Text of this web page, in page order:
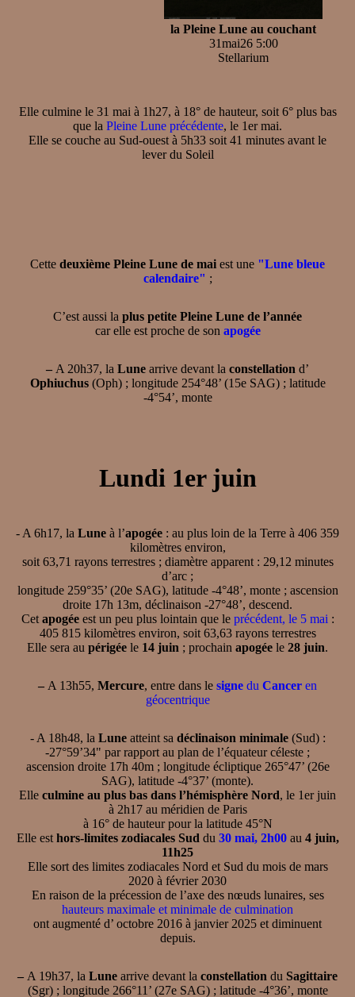
la Pleine Lune au couchant
31mai26 5:00
Stellarium
Elle culmine le 31 mai à 1h27, à 18° de hauteur, soit 6° plus bas
que la Pleine Lune précédente, le 1er mai.
Elle se couche au Sud-ouest à 5h33 soit 41 minutes avant le
lever du Soleil
Cette deuxième Pleine Lune de mai est une "Lune bleue
calendaire" ;
C’est aussi la plus petite Pleine Lune de l’année
car elle est proche de son apogée
– A 20h37, la Lune arrive devant la constellation d’
Ophiuchus(Oph) ; longitude 254°48’ (15e SAG) ; latitude
-4°54’, monte
Lundi 1er juin
- A 6h17, la Lune à l’apogée : au plus loin de la Terre à 406 359
kilomètres environ,
soit 63,71 rayons terrestres ; diamètre apparent : 29,12 minutes
d’arc ;
longitude 259°35’ (20e SAG), latitude -4°48’, monte ; ascension
droite 17h 13m, déclinaison -27°48’, descend.
Cet apogéeest un peu plus lointain que le précédent, le 5 mai :
405 815 kilomètres environ, soit 63,63 rayons terrestres
Elle sera au périgée le 14 juin ; prochain apogée le 28 juin.
– A 13h55, Mercure, entre dans le signe du Cancer en
géocentrique
- A 18h48, la Luneatteint sa déclinaison minimale(Sud) :
-27°59’34" par rapport au plan de l’équateur céleste ;
ascension droite 17h 40m ; longitude écliptique 265°47’ (26e
SAG), latitude -4°37’ (monte).
Elle culmine au plus bas dans l’hémisphère Nord, le 1er juin
à 2h17 au méridien de Paris
à 16° de hauteur pour la latitude 45°N
Elle est hors-limites zodiacales Sud du 30 mai, 2h00au 4 juin,
11h25
Elle sort des limites zodiacales Nord et Sud du mois de mars
2020 à février 2030
En raison de la précession de l’axe des nœuds lunaires, ses
hauteurs maximale et minimale de culmination
ont augmenté d’ octobre 2016 à janvier 2025 et diminuent
depuis.
– A 19h37, la Lune arrive devant la constellation du Sagittaire
(Sgr) ; longitude 266°11’ (27e SAG) ; latitude -4°36’, monte